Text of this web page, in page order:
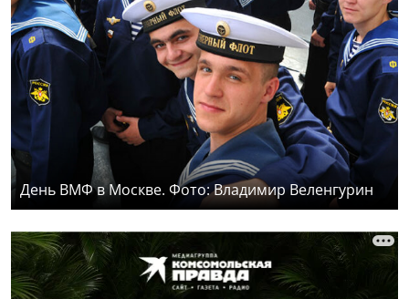
День ВМФ в Москве. Фото: Владимир Веленгурин